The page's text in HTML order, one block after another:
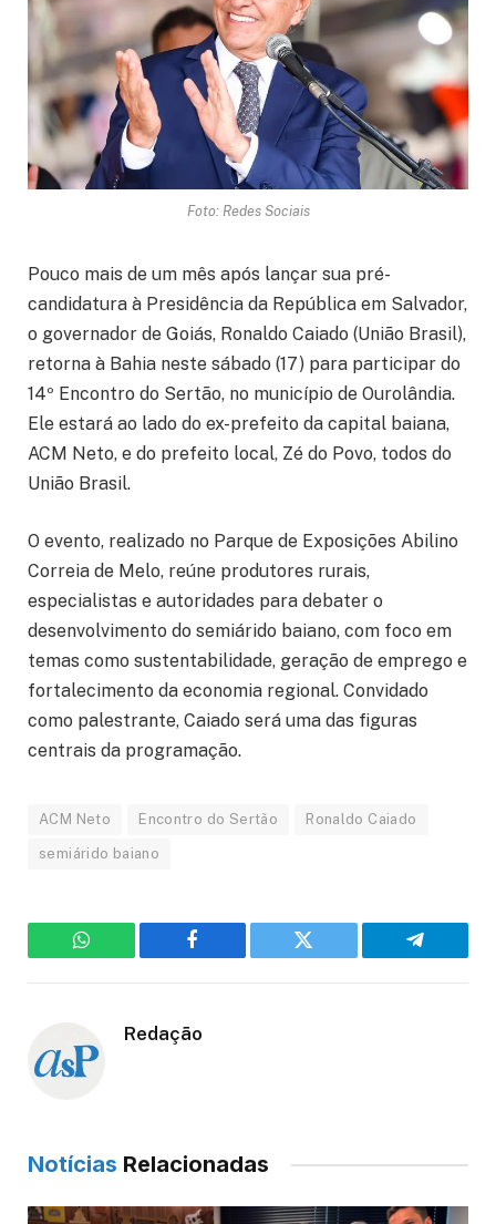
Foto: Redes Sociais
Pouco mais de um mês após lançar sua pré-
candidatura à Presidência da República em Salvador,
o governador de Goiás, Ronaldo Caiado (União Brasil),
retorna à Bahia neste sábado (17) para participar do
14º Encontro do Sertão, no município de Ourolândia.
Ele estará ao lado do ex-prefeito da capital baiana,
ACM Neto, e do prefeito local, Zé do Povo, todos do
União Brasil.
O evento, realizado no Parque de Exposições Abilino
Correia de Melo, reúne produtores rurais,
especialistas e autoridades para debater o
desenvolvimento do semiárido baiano, com foco em
temas como sustentabilidade, geração de emprego e
fortalecimento da economia regional. Convidado
como palestrante, Caiado será uma das figuras
centrais da programação.
ACM Neto Encontro do Sertão Ronaldo Caiado
semiárido baiano
WhatsApp Facebook Twitter Telegram
Redação
Notícias Relacionadas